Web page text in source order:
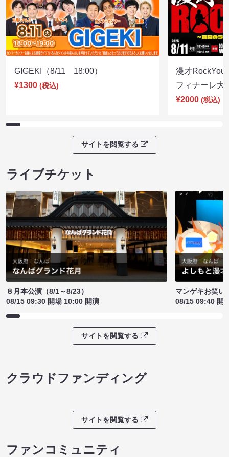
GIGEKI（8/11 18:00）
¥1300 (税込)
漫才RockYou
フィナーレ
¥2000 (税込)
サイトを閲覧する
ライブチケット
８月本公演（8/1～8/23）
08/15 09:30 開場 10:00 開演
マンゲキお笑い
08/15 09:40 開
サイトを閲覧する
クラウドファンディング
サイトを閲覧する
ファンコミュニティ